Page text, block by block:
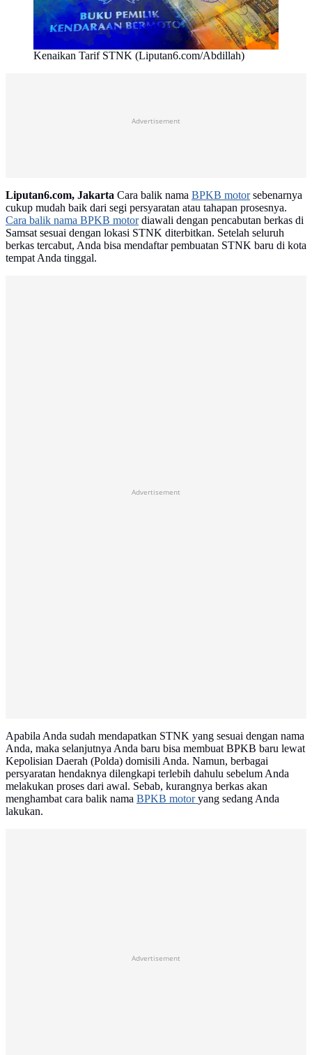
Kenaikan Tarif STNK (Liputan6.com/Abdillah)
Advertisement
Liputan6.com, Jakarta Cara balik nama BPKB motorsebenarnya
cukup mudah baik dari segi persyaratan atau tahapan prosesnya.
Cara balik nama BPKB motordiawali dengan pencabutan berkas di
Samsat sesuai dengan lokasi STNK diterbitkan. Setelah seluruh
berkas tercabut, Anda bisa mendaftar pembuatan STNK baru di kota
tempat Anda tinggal.
Advertisement
Apabila Anda sudah mendapatkan STNK yang sesuai dengan nama
Anda, maka selanjutnya Anda baru bisa membuat BPKB baru lewat
Kepolisian Daerah (Polda) domisili Anda. Namun, berbagai
persyaratan hendaknya dilengkapi terlebih dahulu sebelum Anda
melakukan proses dari awal. Sebab, kurangnya berkas akan
menghambat cara balik nama BPKB motoryang sedang Anda
lakukan.
Advertisement